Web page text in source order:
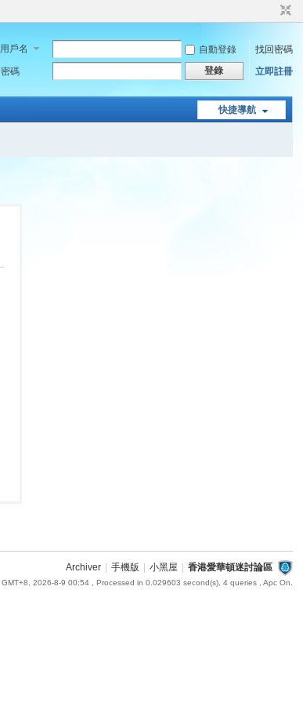
用戶名 自動登錄
找回密碼
密碼
登錄 立即註冊
快捷導航
Archiver 手機版 小黑屋 香港愛華頓迷討論區
GMT+8, 2026-8-9 00:54, Processed in 0.029603 second(s), 4 queries , Apc On.